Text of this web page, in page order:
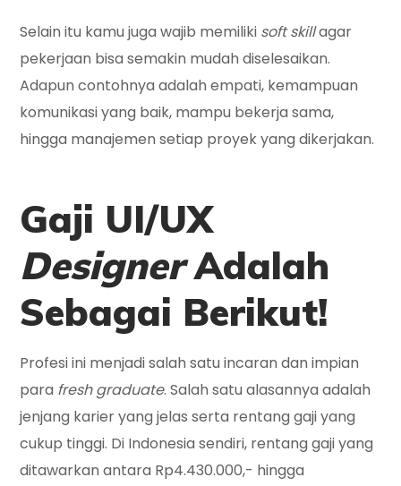
Selain itu kamu juga wajib memiliki soft skillagar
pekerjaan bisa semakin mudah diselesaikan.
Adapun contohnya adalah empati, kemampuan
komunikasi yang baik, mampu bekerja sama,
hingga manajemen setiap proyek yang dikerjakan.
Gaji UI/UX
DesignerAdalah
Sebagai Berikut!
Profesi ini menjadi salah satu incaran dan impian
para fresh graduate. Salah satu alasannya adalah
jenjang karier yang jelas serta rentang gaji yang
cukup tinggi. Di Indonesia sendiri, rentang gaji yang
ditawarkan antara Rp4.430.000,- hingga